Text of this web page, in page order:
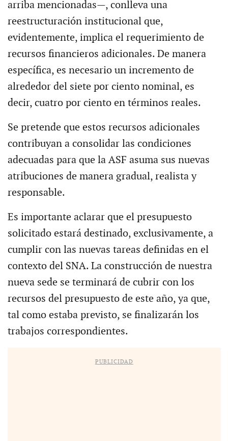
arriba mencionadas—, conlleva una
reestructuración institucional que,
evidentemente, implica el requerimiento de
recursos financieros adicionales. De manera
específica, es necesario un incremento de
alrededor del siete por ciento nominal, es
decir, cuatro por ciento en términos reales.
Se pretende que estos recursos adicionales
contribuyan a consolidar las condiciones
adecuadas para que la ASF asuma sus nuevas
atribuciones de manera gradual, realista y
responsable.
Es importante aclarar que el presupuesto
solicitado estará destinado, exclusivamente, a
cumplir con las nuevas tareas definidas en el
contexto del SNA. La construcción de nuestra
nueva sede se terminará de cubrir con los
recursos del presupuesto de este año, ya que,
tal como estaba previsto, se finalizarán los
trabajos correspondientes.
PUBLICIDAD